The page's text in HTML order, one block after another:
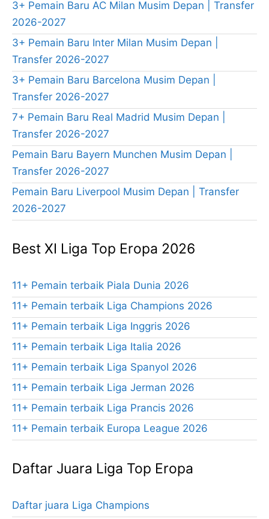
3+ Pemain Baru AC Milan Musim Depan | Transfer
2026-2027
3+ Pemain Baru Inter Milan Musim Depan |
Transfer 2026-2027
3+ Pemain Baru Barcelona Musim Depan |
Transfer 2026-2027
7+ Pemain Baru Real Madrid Musim Depan |
Transfer 2026-2027
Pemain Baru Bayern Munchen Musim Depan |
Transfer 2026-2027
Pemain Baru Liverpool Musim Depan | Transfer
2026-2027
Best XI Liga Top Eropa 2026
11+ Pemain terbaik Piala Dunia 2026
11+ Pemain terbaik Liga Champions 2026
11+ Pemain terbaik Liga Inggris 2026
11+ Pemain terbaik Liga Italia 2026
11+ Pemain terbaik Liga Spanyol 2026
11+ Pemain terbaik Liga Jerman 2026
11+ Pemain terbaik Liga Prancis 2026
11+ Pemain terbaik Europa League 2026
Daftar Juara Liga Top Eropa
Daftar juara Liga Champions